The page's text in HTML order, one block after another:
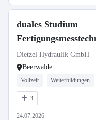
duales Studium
Dietzel Hydraulik GmbH
Beerwalde
Vollzeit Weiterbildungen
3
24.07.2026